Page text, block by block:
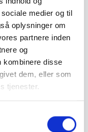
medier og til
oplysninger om
partnere inden
og
kombinere disse
dem, eller som
tjenester.